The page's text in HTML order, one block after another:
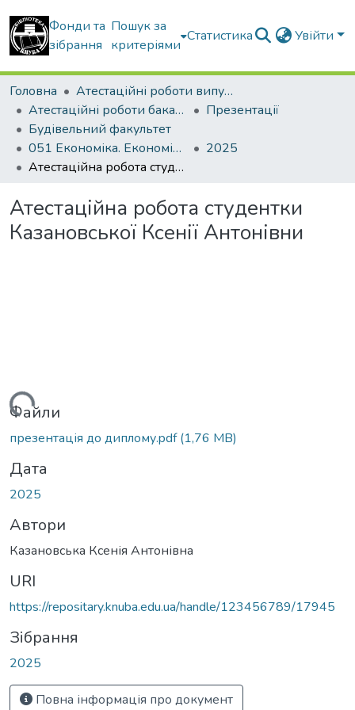
Фонди та
зібрання
Пошук за
критеріями
Статистика Увійти
Головна
Атестаційні роботи випускників
Атестаційні роботи бакалаврів
Презентації
Будівельний факультет
051 Економіка. Економіка підприємства
2025
Атестаційна робота студентки Казановської Ксенії Антонівни
Атестаційна робота студентки
Казановської Ксенії Антонівни
Вантажиться...
Файли
презентація до диплому.pdf(1,76 MB)
Дата
2025
Автори
Казановська Ксенія Антонівна
URI
https://repositary.knuba.edu.ua/handle/123456789/17945
Зібрання
2025
Повна інформація про документ